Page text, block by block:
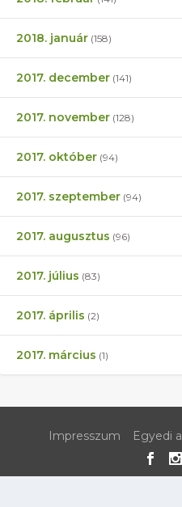
2018. január (158)
2017. december (141)
2017. november (128)
2017. október (94)
2017. szeptember (94)
2017. augusztus (96)
2017. július (83)
2017. április (2)
2017. március (1)
Impresszum Egyedi